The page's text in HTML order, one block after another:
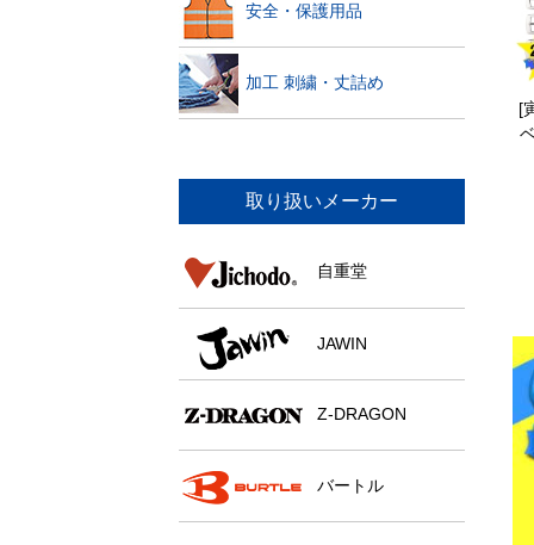
安全・保護用品
加工 刺繍・丈詰め
取り扱いメーカー
自重堂
JAWIN
Z-DRAGON
バートル
[